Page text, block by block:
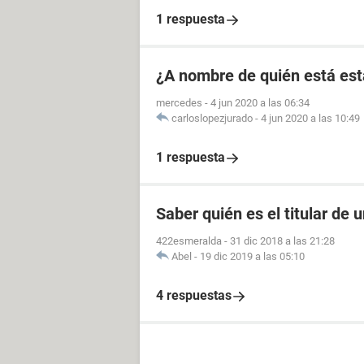
1 respuesta
¿A nombre de quién está
mercedes - 4 jun 2020 a las 06:34
carloslopezjurado - 4 jun 2020 a las 10:49
1 respuesta
Saber quién es el titular de
422esmeralda - 31 dic 2018 a las 21:28
Abel - 19 dic 2019 a las 05:10
4 respuestas